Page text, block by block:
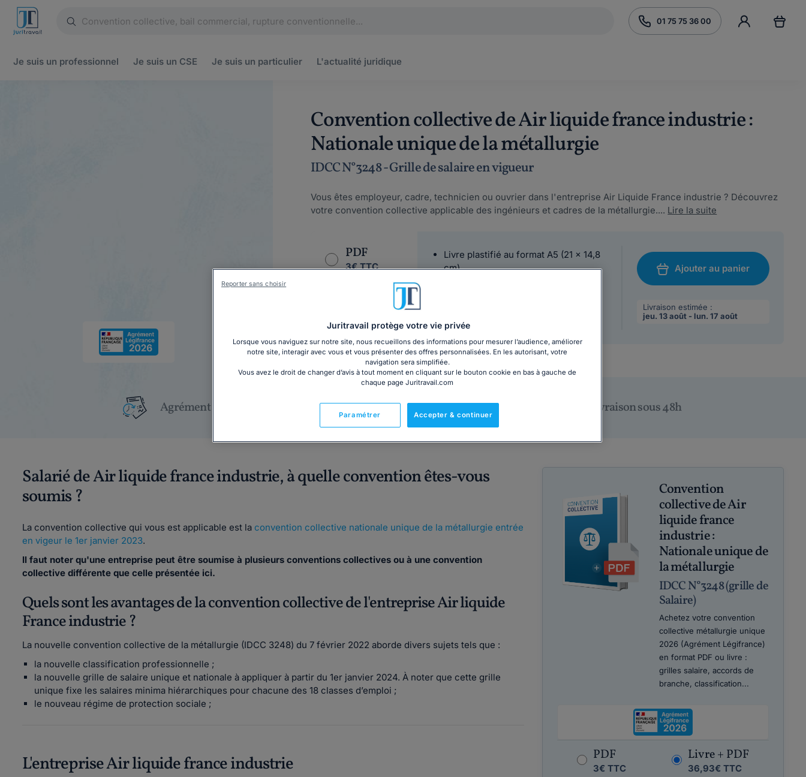
01 75 75 36 00
Je suis un professionnel Je suis un CSE Je suis un particulier L'actualité juridique
Convention collective de Air liquide france industrie :
Nationale unique de la métallurgie
IDCC N°3248 - Grille de salaire en vigueur
Vous êtes employeur, cadre, technicien ou ouvrier dans l'entreprise Air Liquide France industrie ? Découvrez
votre convention collective applicable des ingénieurs et cadres de la métallurgie.... Lire la suite
PDF
3€ TTC
Livre + PDF
36,93€ TTC
Livre plastifié au format A5 (21 x 14,8
cm)
Chronopost
Ajouter au panier
Livraison estimée :
jeu. 13 août - lun. 17 août
Agrément Légifrance Fabriqué en France Livraison sous 48h
Salarié de Air liquide france industrie, à quelle convention êtes-vous
soumis ?
La convention collective qui vous est applicable est la convention collective nationale unique de la métallurgie entrée
en vigeur le 1er janvier 2023.
Il faut noter qu'une entreprise peut être soumise à plusieurs conventions collectives ou à une convention
collective différente que celle présentée ici.
Quels sont les avantages de la convention collective de l'entreprise Air liquide
France industrie ?
La nouvelle convention collective de la métallurgie (IDCC 3248) du 7 février 2022 aborde divers sujets tels que :
la nouvelle classification professionnelle ;
la nouvelle grille de salaire unique et nationale à appliquer à partir du 1er janvier 2024. À noter que cette grille
unique fixe les salaires minima hiérarchiques pour chacune des 18 classes d’emploi ;
le nouveau régime de protection sociale ;
L'entreprise Air liquide france industrie
Convention
collective de Air
liquide france
industrie :
Nationale unique de
la métallurgie
IDCC N°3248 (grille de
Salaire)
Achetez votre convention
collective métallurgie unique
2026 (Agrément Légifrance)
en format PDF ou livre :
grilles salaire, accords de
branche, classification...
PDF
3€ TTC
Livre + PDF
36,93€ TTC
Juritravail protège votre vie privée
Lorsque vous naviguez sur notre site, nous recueillons des informations pour mesurer l’audience, améliorer
notre site, interagir avec vous et vous présenter des offres personnalisées. En les autorisant, votre
navigation sera simplifiée.
Vous avez le droit de changer d’avis à tout moment en cliquant sur le bouton cookie en bas à gauche de
chaque page Juritravail.com
Accepter & continuer
Paramétrer
Reporter sans choisir